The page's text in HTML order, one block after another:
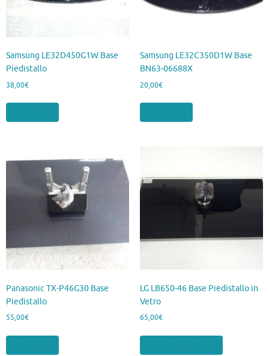
Samsung LE32D450G1W Base
Piedistallo
38,00€
Samsung LE32C350D1W Base
BN63-06688X
20,00€
Panasonic TX-P46G30 Base
Piedistallo
55,00€
LG LB650-46 Base Piedistallo in
Vetro
65,00€